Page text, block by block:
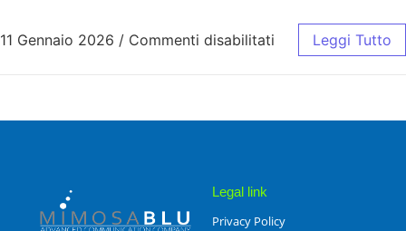
11 Gennaio 2026 / Commenti disabilitati Leggi Tutto
Legal link
Privacy Policy